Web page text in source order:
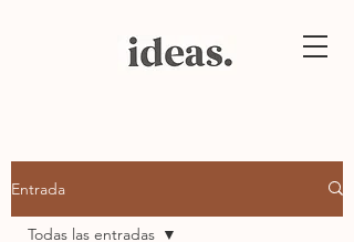
Entrada
Todas las entradas